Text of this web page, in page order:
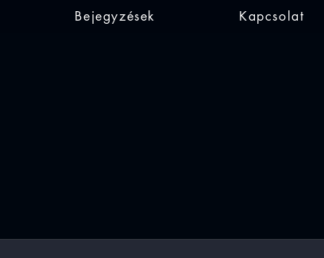
Bejegyzések Kapcsolat